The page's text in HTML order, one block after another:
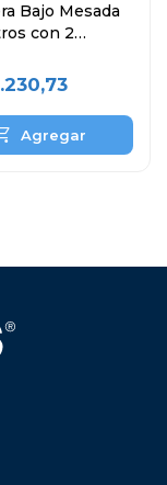
Bajo Mesada
con 2